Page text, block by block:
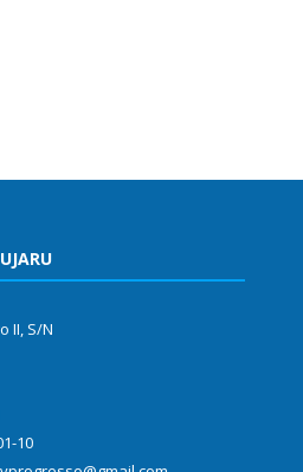
II, S/N
10